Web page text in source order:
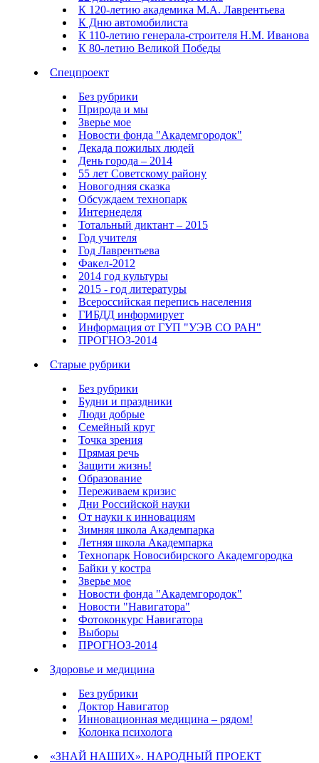
К 120-летию академика М.А. Лаврентьева
К Дню автомобилиста
К 110-летию генерала-строителя Н.М. Иванова
К 80-летию Великой Победы
Спецпроект
Без рубрики
Природа и мы
Зверье мое
Новости фонда "Академгородок"
Декада пожилых людей
День города – 2014
55 лет Советскому району
Новогодняя сказка
Обсуждаем технопарк
Интернеделя
Тотальный диктант – 2015
Год учителя
Год Лаврентьева
Факел-2012
2014 год культуры
2015 - год литературы
Всероссийская перепись населения
ГИБДД информирует
Информация от ГУП "УЭВ СО РАН"
ПРОГНОЗ-2014
Старые рубрики
Без рубрики
Будни и праздники
Люди добрые
Семейный круг
Точка зрения
Прямая речь
Защити жизнь!
Образование
Переживаем кризис
Дни Российской науки
От науки к инновациям
Зимняя школа Академпарка
Летняя школа Академпарка
Технопарк Новосибирского Академгородка
Байки у костра
Зверье мое
Новости фонда "Академгородок"
Новости "Навигатора"
Фотоконкурс Навигатора
Выборы
ПРОГНОЗ-2014
Здоровье и медицина
Без рубрики
Доктор Навигатор
Инновационная медицина – рядом!
Колонка психолога
«ЗНАЙ НАШИХ». НАРОДНЫЙ ПРОЕКТ